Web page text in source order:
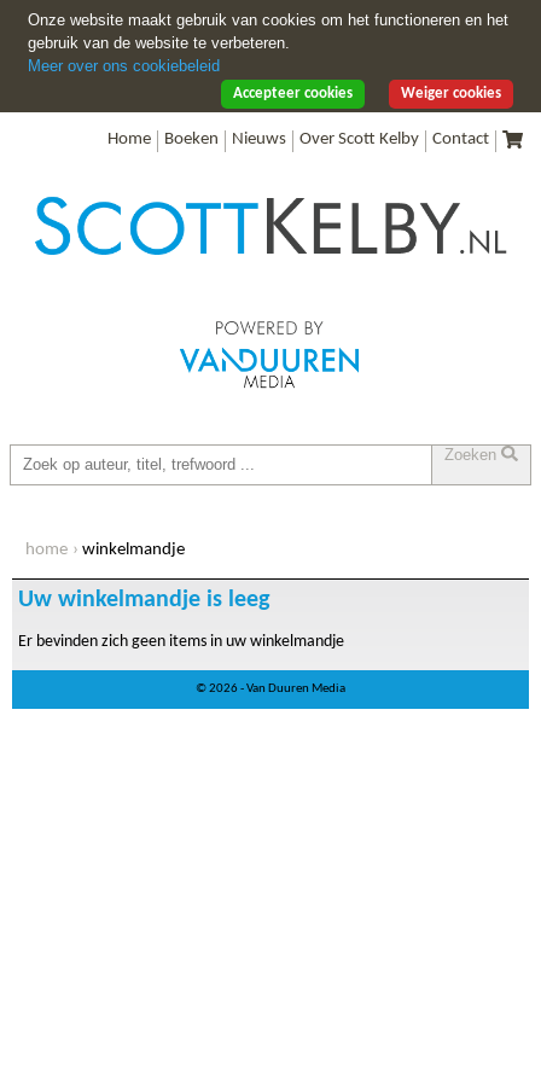
Home Boeken Nieuws Over Scott Kelby Contact
Zoeken
home winkelmandje
Uw winkelmandje is leeg
Er bevinden zich geen items in uw winkelmandje
© 2026 - Van Duuren Media
Onze website maakt gebruik van cookies om het functioneren en het
gebruik van de website te verbeteren.
Meer over ons cookiebeleid
Weiger cookies
Accepteer cookies